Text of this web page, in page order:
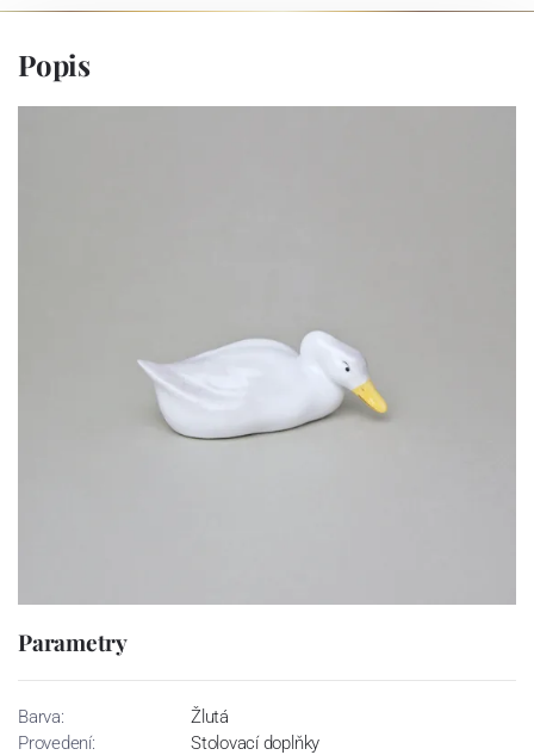
Popis
Parametry
Barva:
Žlutá
Provedení:
Stolovací doplňky